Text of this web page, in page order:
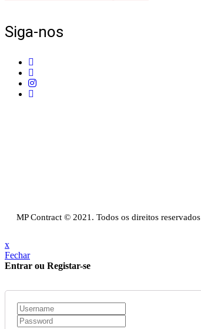
Siga-nos
MP Contract © 2021. Todos os direitos reservados
x
Fechar
Entrar ou Registar-se